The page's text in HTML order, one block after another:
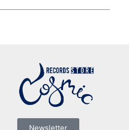
Newsletter